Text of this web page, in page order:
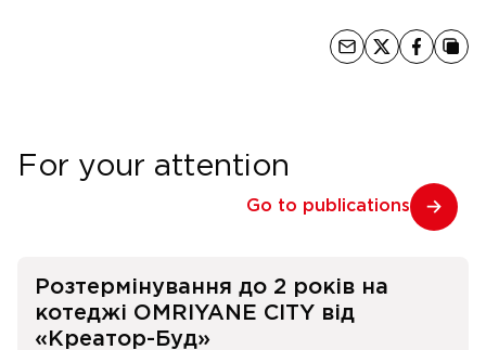
For your attention
Go to publications
Розтермінування до 2 років на
котеджі OMRIYANE CITY від
«Креатор-Буд»